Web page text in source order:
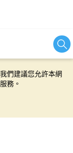
服務，並有助於為
們建議您允許本網
務。